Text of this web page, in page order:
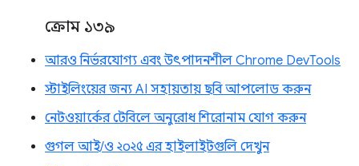
ক্রোম ১৩৯
আরও নির্ভরযোগ্য এবং উৎপাদনশীল Chrome DevTools
স্টাইলিংয়ের জন্য AI সহায়তায় ছবি আপলোড করুন
নেটওয়ার্কের টেবিলে অনুরোধ শিরোনাম যোগ করুন
গুগল আই/ও ২০২৫ এর হাইলাইটগুলি দেখুন